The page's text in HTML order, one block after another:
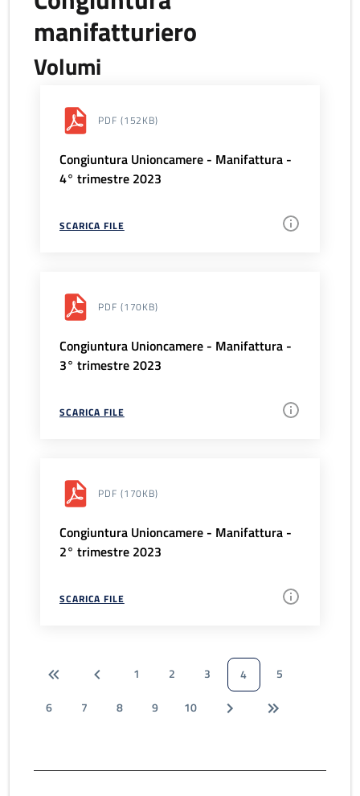
manifatturiero
Volumi
PDF (152KB)
Congiuntura Unioncamere - Manifattura -
4° trimestre 2023
SCARICA FILE
PDF (170KB)
Congiuntura Unioncamere - Manifattura -
3° trimestre 2023
SCARICA FILE
PDF (170KB)
Congiuntura Unioncamere - Manifattura -
2° trimestre 2023
SCARICA FILE
1 2 3 4
5
6
7 8 9 10